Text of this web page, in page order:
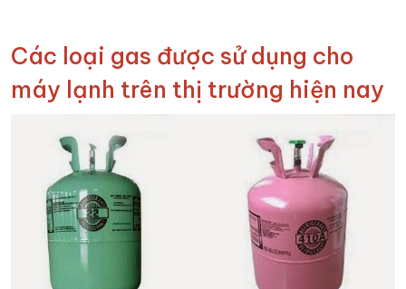
Các loại gas được sử dụng cho
máy lạnh trên thị trường hiện nay